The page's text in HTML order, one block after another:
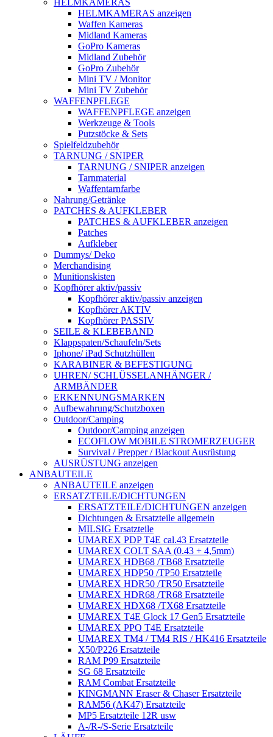
HELMKAMERAS
HELMKAMERAS anzeigen
Waffen Kameras
Midland Kameras
GoPro Kameras
Midland Zubehör
GoPro Zubehör
Mini TV / Monitor
Mini TV Zubehör
WAFFENPFLEGE
WAFFENPFLEGE anzeigen
Werkzeuge & Tools
Putzstöcke & Sets
Spielfeldzubehör
TARNUNG / SNIPER
TARNUNG / SNIPER anzeigen
Tarnmaterial
Waffentarnfarbe
Nahrung/Getränke
PATCHES & AUFKLEBER
PATCHES & AUFKLEBER anzeigen
Patches
Aufkleber
Dummys/ Deko
Merchandising
Munitionskisten
Kopfhörer aktiv/passiv
Kopfhörer aktiv/passiv anzeigen
Kopfhörer AKTIV
Kopfhörer PASSIV
SEILE & KLEBEBAND
Klappspaten/Schaufeln/Sets
Iphone/ iPad Schutzhüllen
KARABINER & BEFESTIGUNG
UHREN/ SCHLÜSSELANHÄNGER /
ARMBÄNDER
ERKENNUNGSMARKEN
Aufbewahrung/Schutzboxen
Outdoor/Camping
Outdoor/Camping anzeigen
ECOFLOW MOBILE STROMERZEUGER
Survival / Prepper / Blackout Ausrüstung
AUSRÜSTUNG anzeigen
ANBAUTEILE
ANBAUTEILE anzeigen
ERSATZTEILE/DICHTUNGEN
ERSATZTEILE/DICHTUNGEN anzeigen
Dichtungen & Ersatzteile allgemein
MILSIG Ersatzteile
UMAREX PDP T4E cal.43 Ersatzteile
UMAREX COLT SAA (0.43 + 4,5mm)
UMAREX HDB68 /TB68 Ersatzteile
UMAREX HDP50 /TP50 Ersatzteile
UMAREX HDR50 /TR50 Ersatzteile
UMAREX HDR68 /TR68 Ersatzteile
UMAREX HDX68 /TX68 Ersatzteile
UMAREX T4E Glock 17 Gen5 Ersatzteile
UMAREX PPQ T4E Ersatzteile
UMAREX TM4 / TM4 RIS / HK416 Ersatzteile
X50/P226 Ersatzteile
RAM P99 Ersatzteile
SG 68 Ersatzteile
RAM Combat Ersatzteile
KINGMANN Eraser & Chaser Ersatzteile
RAM56 (AK47) Ersatzteile
MP5 Ersatzteile 12R usw
A-/R-/S-Serie Ersatzteile